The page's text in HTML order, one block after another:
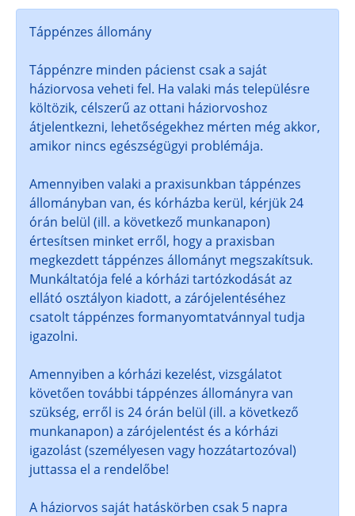
Táppénzes állomány
Táppénzre minden pácienst csak a saját
háziorvosa veheti fel. Ha valaki más településre
költözik, célszerű az ottani háziorvoshoz
átjelentkezni, lehetőségekhez mérten még akkor,
amikor nincs egészségügyi problémája.
Amennyiben valaki a praxisunkban táppénzes
állományban van, és kórházba kerül, kérjük 24
órán belül (ill. a következő munkanapon)
értesítsen minket erről, hogy a praxisban
megkezdett táppénzes állományt megszakítsuk.
Munkáltatója felé a kórházi tartózkodását az
ellátó osztályon kiadott, a zárójelentéséhez
csatolt táppénzes formanyomtatvánnyal tudja
igazolni.
Amennyiben a kórházi kezelést, vizsgálatot
követően további táppénzes állományra van
szükség, erről is 24 órán belül (ill. a következő
munkanapon) a zárójelentést és a kórházi
igazolást (személyesen vagy hozzátartozóval)
juttassa el a rendelőbe!
A háziorvos saját hatáskörben csak 5 napra